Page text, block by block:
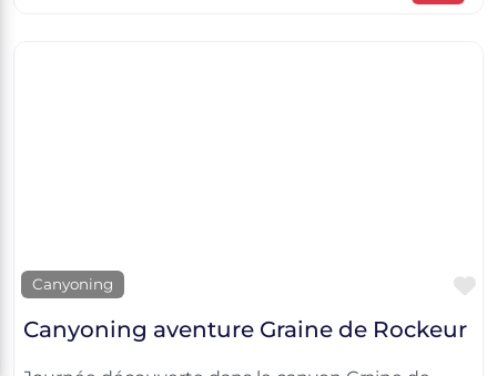
Canyoning
Canyoning aventure Graine de Rockeur